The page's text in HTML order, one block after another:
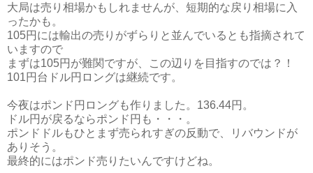
大局は売り相場かもしれませんが、短期的な戻り相場に入
ったかも。
105円には輸出の売りがずらりと並んでいるとも指摘されて
いますので
まずは105円が難関ですが、この辺りを目指すのでは？！
101円台ドル円ロングは継続です。
今夜はポンド円ロングも作りました。136.44円。
ドル円が戻るならポンド円も・・・。
ポンドドルもひとまず売られすぎの反動で、リバウンドが
ありそう。
最終的にはポンド売りたいんですけどね。